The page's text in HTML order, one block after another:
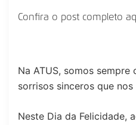
Confira o post completo
Na ATUS, somos
sorrisos sinceros que
Neste Dia da Felicidade,